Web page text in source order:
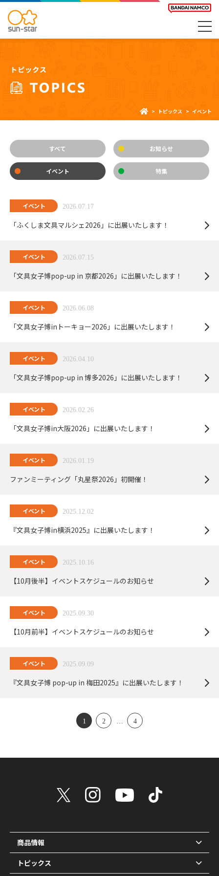
トピックス イベント
すべて お知らせ
イベント 特集
イベント 2026.07.17
「ふくしま文具マルシェ2026」に出展いたします！
イベント 2026.07.15
「文具女子博pop-up in 京都2026」に出展いたします！
イベント 2026.06.08
「文具女子博inトーキョー2026」に出展いたします！
イベント 2026.04.10
「文具女子博pop-up in 博多2026」に出展いたします！
イベント 2026.02.26
「文具女子博in大阪2026」に出展いたします！
イベント 2026.01.19
ファンミーティング「丸星祭2026」初開催！
イベント 2025.12.02
『文具女子博in横浜2025』に出展いたします！
イベント 2025.10.16
【10月後半】イベントスケジュールのお知らせ
イベント 2025.09.30
【10月前半】イベントスケジュールのお知らせ
イベント 2025.09.09
『文具女子博 pop-up in 梅田2025』に出展いたします！
1 2 … 4
商品情報
トピックス